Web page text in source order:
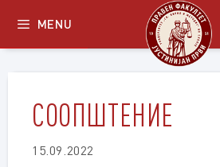
content
MENU
СООПШТЕНИЕ
15.09.2022